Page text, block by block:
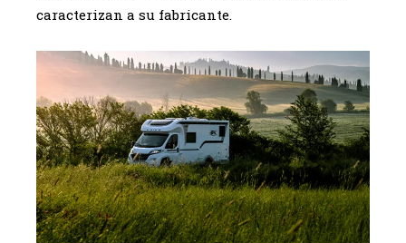
caracterizan a su fabricante.